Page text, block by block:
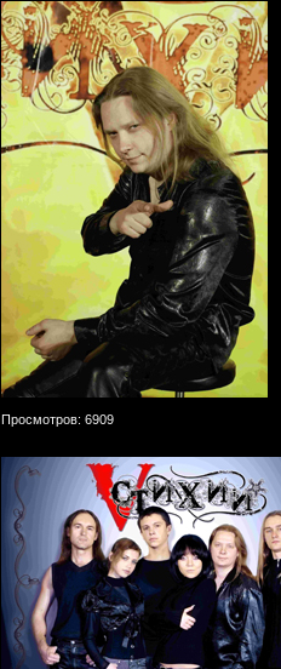
Просмотров: 6909